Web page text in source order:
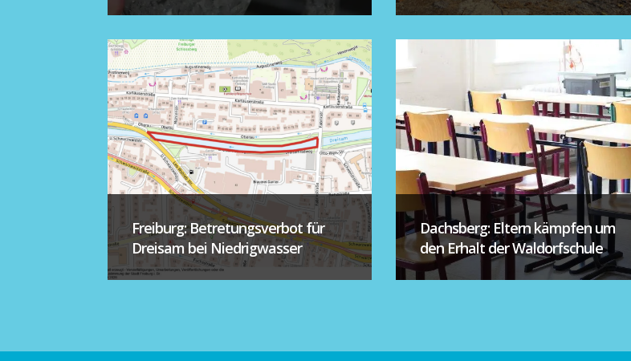
Freiburg: Betretungsverbot für
Dreisam bei Niedrigwasser
Dachsberg: Eltern kämpfen um
den Erhalt der Waldorfschule